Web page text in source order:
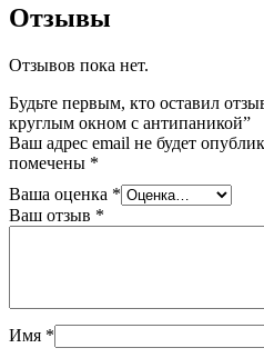
Отзывы
Отзывов пока нет.
Будьте первым, кто оставил
круглым окном с антипаникой”
Ваш адрес email не будет
помечены *
Ваша оценка *
Ваш отзыв *
Имя *